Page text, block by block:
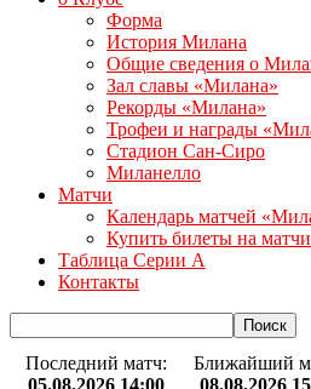
Форма
История Милана
Общие сведения о
Зал славы «Милана»
Рекорды «Милана»
Трофеи и награды
Стадион Сан-Сиро
Миланелло
Матчи
Календарь матчей
Купить билеты на
Таблица Серии А
Контакты
Последний матч:
05.08.2026 14:00
Ближайший
08.08.2026